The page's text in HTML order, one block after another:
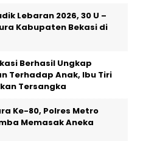
Lebaran 2026, 30 U –
Kabupaten Bekasi di
Berhasil Ungkap
Terhadap Anak, Ibu Tiri
Tersangka
Ke-80, Polres Metro
Memasak Aneka